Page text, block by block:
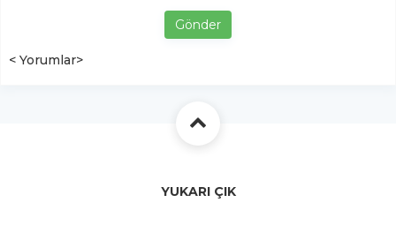
Gönder
< Yorumlar>
YUKARI ÇIK